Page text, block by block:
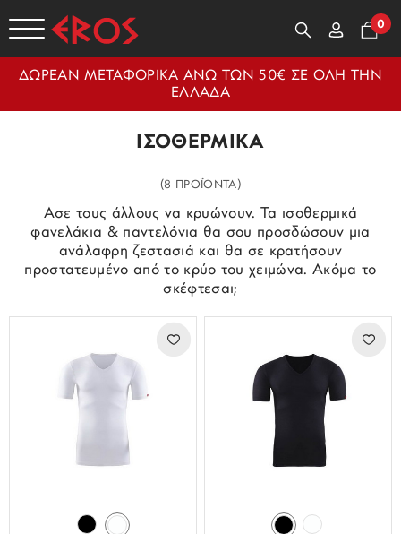
0
ΔΩΡΕΑΝ ΜΕΤΑΦΟΡΙΚΑ ΑΝΩ ΤΩΝ 50€ ΣΕ ΟΛΗ ΤΗΝ
ΕΛΛΑΔΑ
ΙΣΟΘΕΡΜΙΚΑ
(8 ΠΡΟΪΟΝΤΑ)
Ασε τους άλλους να κρυώνουν. Τα ισοθερμικά
φανελάκια & παντελόνια θα σου προσδώσουν μια
ανάλαφρη ζεστασιά και θα σε κρατήσουν
προστατευμένο από το κρύο του χειμώνα. Ακόμα το
σκέφτεσαι;